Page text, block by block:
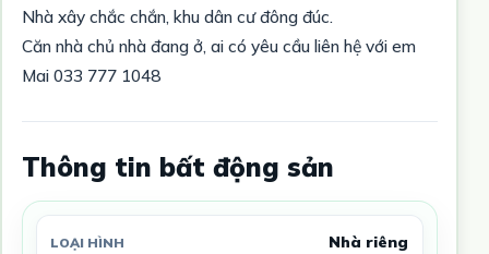
Nhà xây chắc chắn, khu dân cư đông đúc.
Căn nhà chủ nhà đang ở, ai có yêu cầu liên hệ với em
Mai 033 777 1048
Thông tin bất động sản
LOẠI HÌNH Nhà riêng